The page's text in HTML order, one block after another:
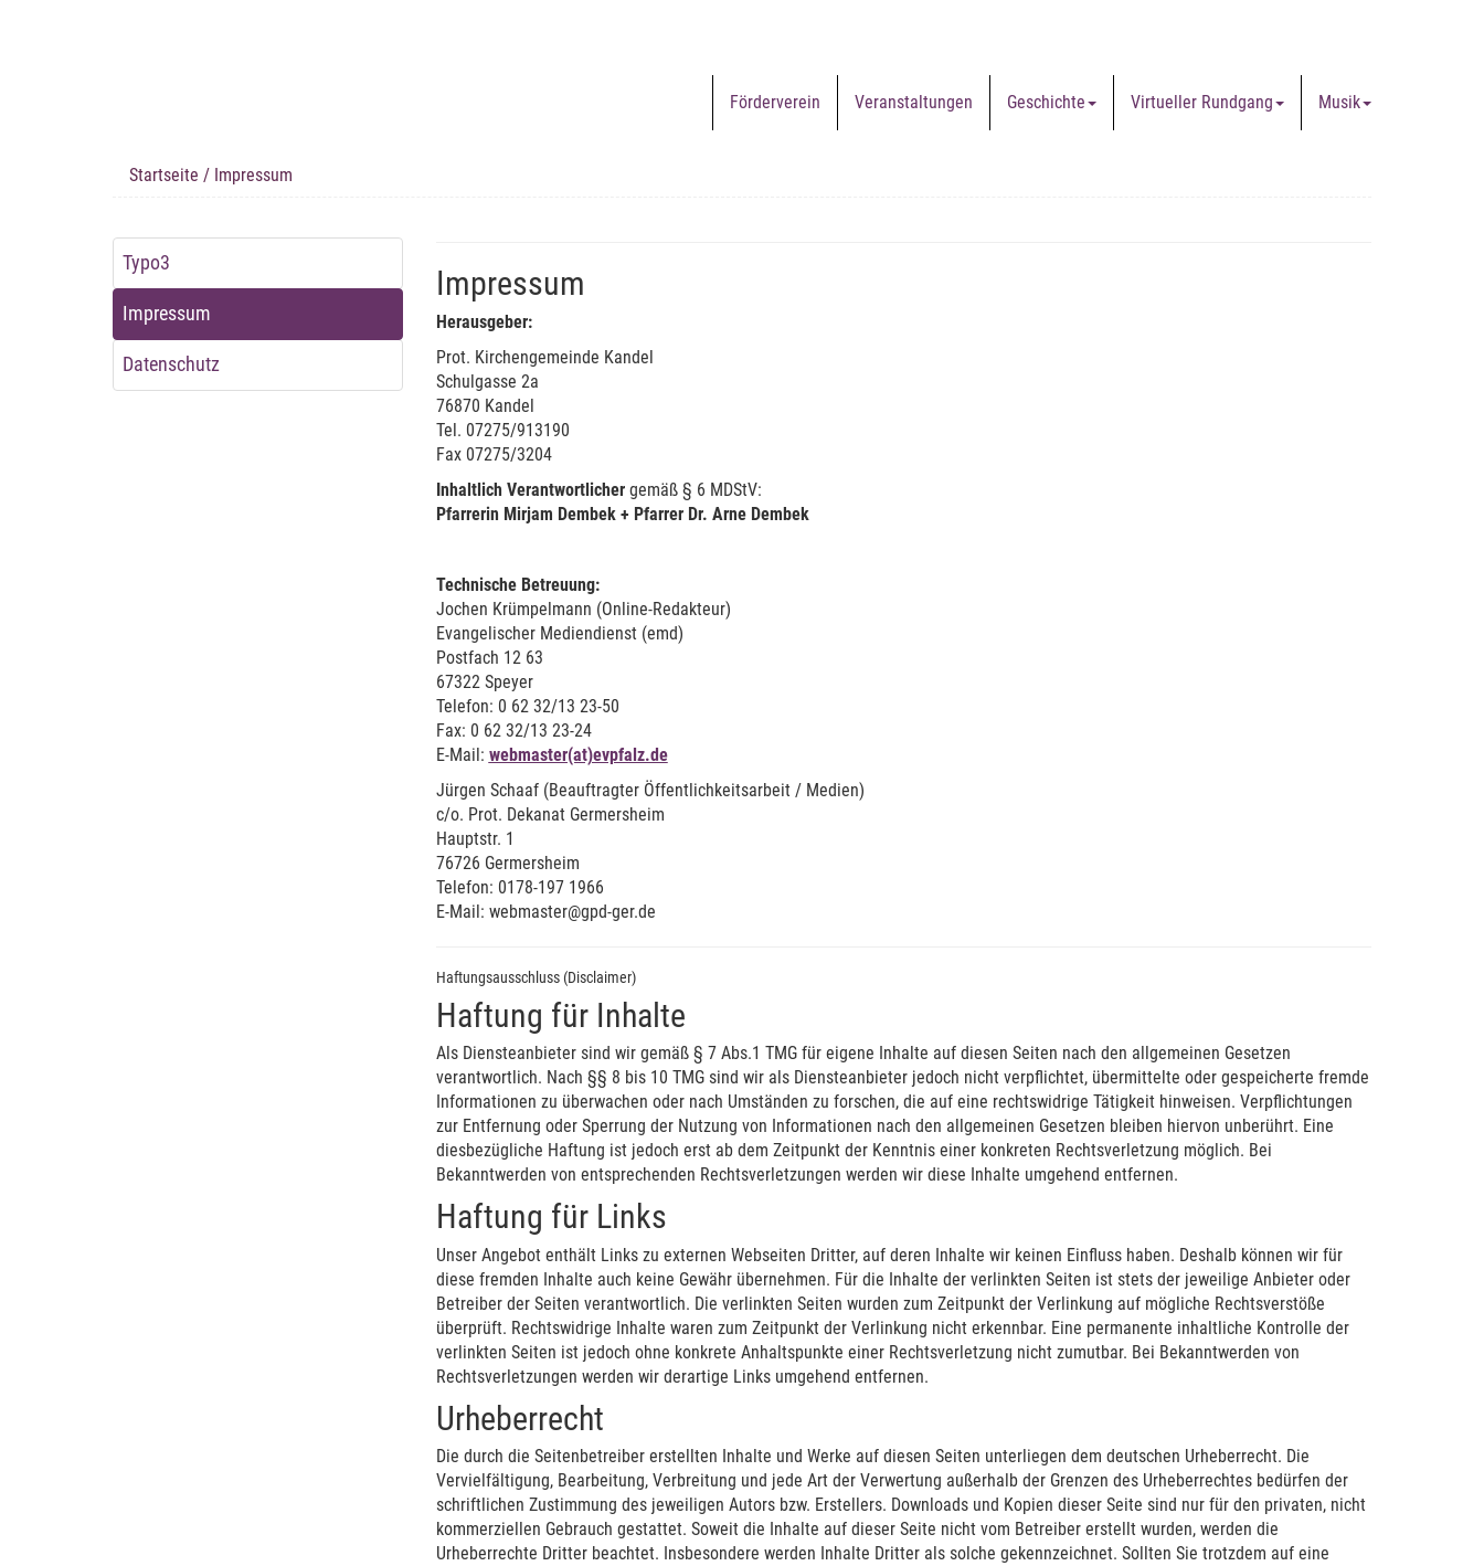
Förderverein Veranstaltungen Geschichte Virtueller Rundgang Musik
Startseite / Impressum
Typo3
Impressum
Datenschutz
Impressum
Herausgeber:
Prot. Kirchengemeinde Kandel
Schulgasse 2a
76870 Kandel
Tel. 07275/913190
Fax 07275/3204
Inhaltlich Verantwortlicher gemäß § 6 MDStV:
Pfarrerin Mirjam Dembek + Pfarrer Dr. Arne Dembek
Technische Betreuung:
Jochen Krümpelmann (Online-Redakteur)
Evangelischer Mediendienst (emd)
Postfach 12 63
67322 Speyer
Telefon: 0 62 32/13 23-50
Fax: 0 62 32/13 23-24
E-Mail: webmaster(at)evpfalz.de
Jürgen Schaaf (Beauftragter Öffentlichkeitsarbeit / Medien)
c/o. Prot. Dekanat Germersheim
Hauptstr. 1
76726 Germersheim
Telefon: 0178-197 1966
E-Mail: webmaster@gpd-ger.de
Haftungsausschluss (Disclaimer)
Haftung für Inhalte
Als Diensteanbieter sind wir gemäß § 7 Abs.1 TMG für eigene Inhalte auf diesen Seiten nach den allgemeinen Gesetzen
verantwortlich. Nach §§ 8 bis 10 TMG sind wir als Diensteanbieter jedoch nicht verpflichtet, übermittelte oder gespeicherte fremde
Informationen zu überwachen oder nach Umständen zu forschen, die auf eine rechtswidrige Tätigkeit hinweisen. Verpflichtungen
zur Entfernung oder Sperrung der Nutzung von Informationen nach den allgemeinen Gesetzen bleiben hiervon unberührt. Eine
diesbezügliche Haftung ist jedoch erst ab dem Zeitpunkt der Kenntnis einer konkreten Rechtsverletzung möglich. Bei
Bekanntwerden von entsprechenden Rechtsverletzungen werden wir diese Inhalte umgehend entfernen.
Haftung für Links
Unser Angebot enthält Links zu externen Webseiten Dritter, auf deren Inhalte wir keinen Einfluss haben. Deshalb können wir für
diese fremden Inhalte auch keine Gewähr übernehmen. Für die Inhalte der verlinkten Seiten ist stets der jeweilige Anbieter oder
Betreiber der Seiten verantwortlich. Die verlinkten Seiten wurden zum Zeitpunkt der Verlinkung auf mögliche Rechtsverstöße
überprüft. Rechtswidrige Inhalte waren zum Zeitpunkt der Verlinkung nicht erkennbar. Eine permanente inhaltliche Kontrolle der
verlinkten Seiten ist jedoch ohne konkrete Anhaltspunkte einer Rechtsverletzung nicht zumutbar. Bei Bekanntwerden von
Rechtsverletzungen werden wir derartige Links umgehend entfernen.
Urheberrecht
Die durch die Seitenbetreiber erstellten Inhalte und Werke auf diesen Seiten unterliegen dem deutschen Urheberrecht. Die
Vervielfältigung, Bearbeitung, Verbreitung und jede Art der Verwertung außerhalb der Grenzen des Urheberrechtes bedürfen der
schriftlichen Zustimmung des jeweiligen Autors bzw. Erstellers. Downloads und Kopien dieser Seite sind nur für den privaten, nicht
kommerziellen Gebrauch gestattet. Soweit die Inhalte auf dieser Seite nicht vom Betreiber erstellt wurden, werden die
Urheberrechte Dritter beachtet. Insbesondere werden Inhalte Dritter als solche gekennzeichnet. Sollten Sie trotzdem auf eine